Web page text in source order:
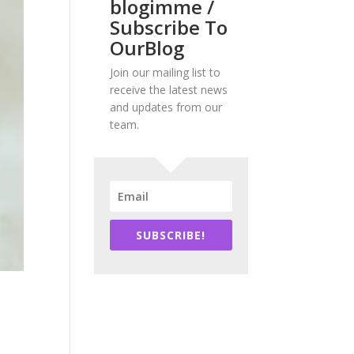
blogimme /
Subscribe To
OurBlog
Join our mailing list to
receive the latest news
and updates from our
team.
SUBSCRIBE!